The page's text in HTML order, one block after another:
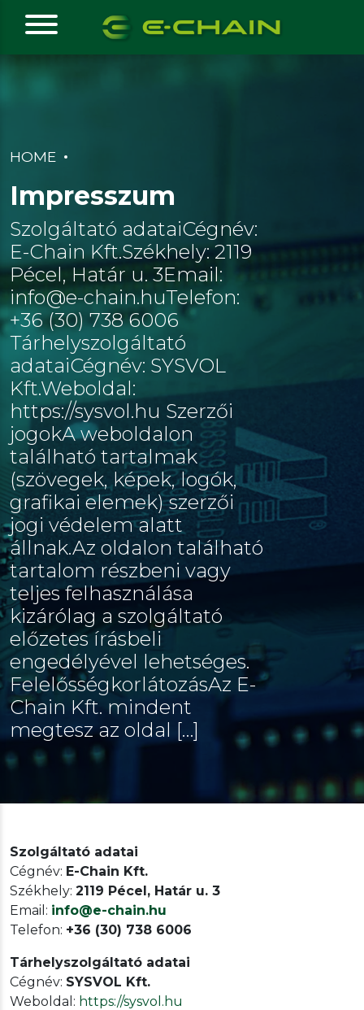
HOME
Impresszum
Szolgáltató adataiCégnév:
E-Chain Kft.Székhely: 2119
Pécel, Határ u. 3Email:
info@e-chain.huTelefon:
+36 (30) 738 6006
Tárhelyszolgáltató
adataiCégnév: SYSVOL
Kft.Weboldal:
https://sysvol.hu Szerzői
jogokA weboldalon
található tartalmak
(szövegek, képek, logók,
grafikai elemek) szerzői
jogi védelem alatt
állnak.Az oldalon található
tartalom részbeni vagy
teljes felhasználása
kizárólag a szolgáltató
előzetes írásbeli
engedélyével lehetséges.
FelelősségkorlátozásAz E-
Chain Kft. mindent
megtesz az oldal […]
Szolgáltató adatai
Cégnév: E-Chain Kft.
Székhely: 2119 Pécel, Határ u. 3
Email: info@e-chain.hu
Telefon: +36 (30) 738 6006
Tárhelyszolgáltató adatai
Cégnév: SYSVOL Kft.
Weboldal: https://sysvol.hu